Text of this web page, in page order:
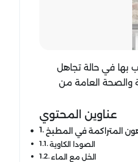
بها في حالة تجاهل
والصحة العامة من
عناوين المحتوي
المتراكمة في المطبخ
الصودا الكاوية
الخل مع الماء